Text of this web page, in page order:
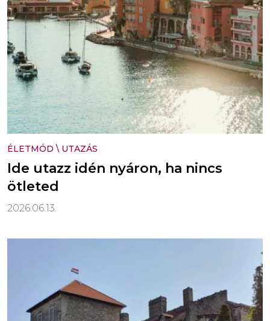
ÉLETMÓD \ UTAZÁS
Ide utazz idén nyáron, ha nincs
ötleted
2026.06.13.